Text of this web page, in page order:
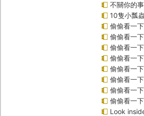
不關你的事
10隻小瓢蟲
偷偷看一
偷偷看一
偷偷看一
偷偷看一
偷偷看一
偷偷看一
偷偷看一
偷偷看一
Look